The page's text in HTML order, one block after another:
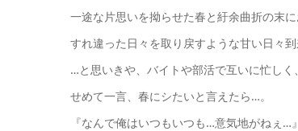
一途な片思いを拗らせた春と紆余曲折の末
すれ違った日々を取り戻すような甘い日々到
…と思いきや、バイトや部活で互いに忙しく
せめて一言、春にシたいと言えたら…。
『なんで俺はいつもいつも…意気地がねぇ…』